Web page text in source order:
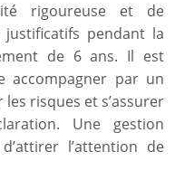
rigoureuse et de
pendant la
de 6 ans. Il est
accompagner par un
risques et s’assurer
Une gestion
l’attention de